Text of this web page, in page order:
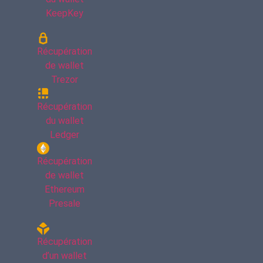
KeepKey
Récupération
de wallet
Trezor
Récupération
du wallet
Ledger
Récupération
de wallet
Ethereum
Presale
Récupération
d’un wallet